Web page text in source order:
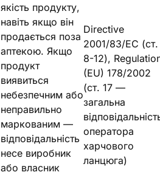
якість продукту,
навіть якщо він
продається поза
аптекою. Якщо
продукт
виявиться
небезпечним або
неправильно
маркованим —
відповідальність
несе виробник
або власник
Directive
2001/83/EC (ст.
8-12),
(EU) 178/2002
(ст. 17 —
загальна
оператора
харчового
ланцюга)